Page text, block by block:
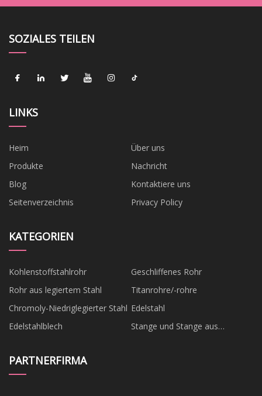
SOZIALES TEILEN
LINKS
Heim
Über uns
Produkte
Nachricht
Blog
Kontaktiere uns
Seitenverzeichnis
Privacy Policy
KATEGORIEN
Kohlenstoffstahlrohr
Geschliffenes Rohr
Rohr aus legiertem Stahl
Titanrohre/-rohre
Chromoly-Niedriglegierter Stahl Edelstahl
Edelstahlblech
Stange und Stange aus
PARTNERFIRMA